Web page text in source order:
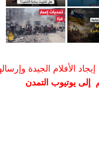
الأفلام الجيدة وإرسالها
إلى يوتيوب التمدن